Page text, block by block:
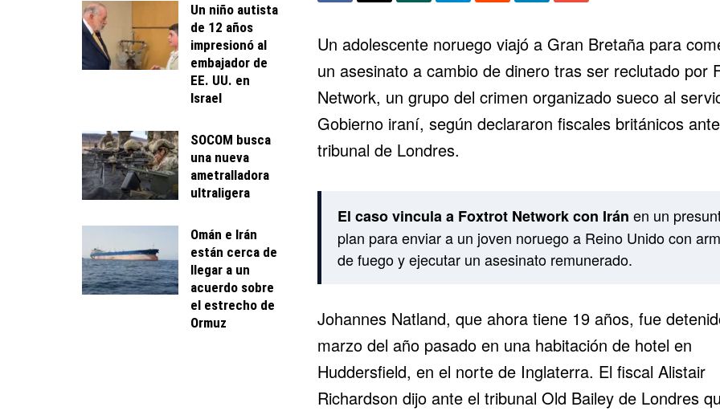
Un adolescente noruego viajó a Gran Bretaña para
un asesinato a cambio de dinero tras ser reclutado por
Network, un grupo del crimen organizado sueco al
Gobierno iraní, según declararon fiscales británicos
tribunal de Londres.
El caso vincula a Foxtrot Network con Irán en un
plan para enviar a un joven noruego a Reino Unido con
de fuego y ejecutar un asesinato remunerado.
Johannes Natland, que ahora tiene 19 años, fue
marzo del año pasado en una habitación de hotel en
Huddersfield, en el norte de Inglaterra. El fiscal Alistair
Richardson dijo ante el tribunal Old Bailey de Londres
Un niño autista
de 12 años
impresionó al
embajador de
EE. UU. en
Israel
SOCOM busca
una nueva
ametralladora
ultraligera
Omán e Irán
están cerca de
llegar a un
acuerdo sobre
el estrecho de
Ormuz